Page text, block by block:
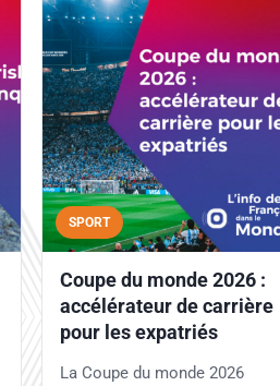
SPORT
Coupe du monde 2026 :
accélérateur de carrière
pour les expatriés
La Coupe du monde 2026